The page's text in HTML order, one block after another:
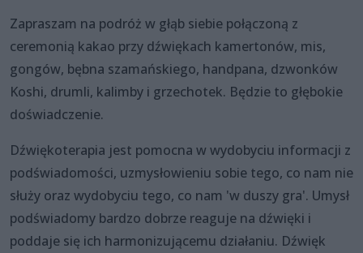
Zapraszam na podróż w głąb siebie połączoną z
ceremonią kakao przy dźwiękach kamertonów, mis,
gongów, bębna szamańskiego, handpana, dzwonków
Koshi, drumli, kalimby i grzechotek. Będzie to głębokie
doświadczenie.
Dźwiękoterapia jest pomocna w wydobyciu informacji z
podświadomości, uzmysłowieniu sobie tego, co nam nie
służy oraz wydobyciu tego, co nam 'w duszy gra'. Umysł
podświadomy bardzo dobrze reaguje na dźwięki i
poddaje się ich harmonizującemu działaniu. Dźwięk